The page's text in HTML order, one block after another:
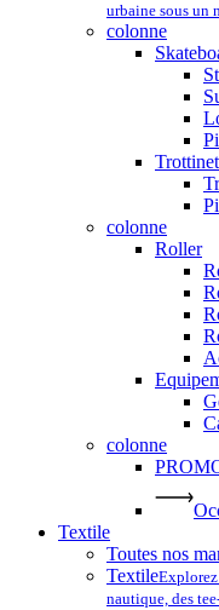
urbaine sous un
colonne
colonne
Roller
colonne
Textile
Toutes nos
Textile
nautique, des